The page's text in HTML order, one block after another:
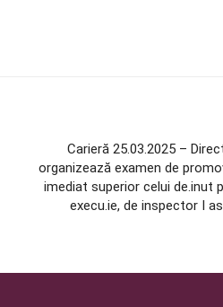
Carieră 25.03.2025 –
organizează examen de
imediat superior celui de.inut
execu.ie, de inspector I